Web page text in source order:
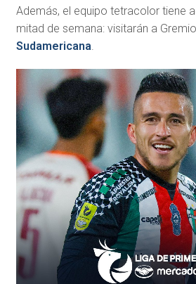
Además, el equipo tetracolor tiene
mitad de semana: visitarán a
Sudamericana.